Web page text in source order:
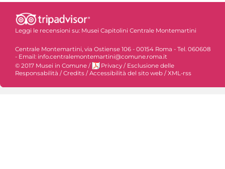
Leggi le recensioni su: Musei Capitolini Centrale Montemartini
Centrale Montemartini, via Ostiense 106 - 00154 Roma - Tel. 060608
- Email: info.centralemontemartini@comune.roma.it
© 2017 Musei in Comune / Privacy / Esclusione delle
Responsabilità /Credits /Accessibilità del sito web /XML-rss